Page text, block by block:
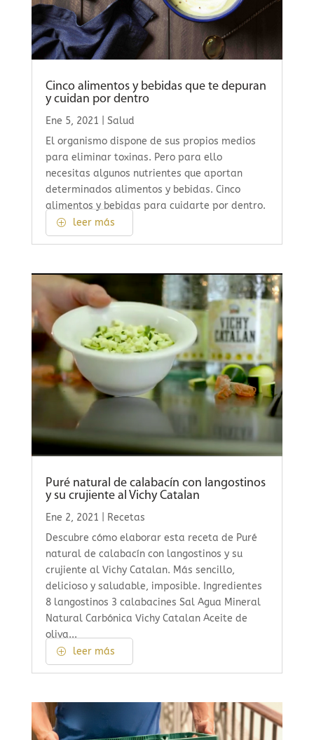
Cinco alimentos y bebidas que te depuran
y cuidan por dentro
Ene 5, 2021
Salud
El organismo dispone de sus propios medios
para eliminar toxinas. Pero para ello
necesitas algunos nutrientes que aportan
determinados alimentos y bebidas. Cinco
alimentos y bebidas para cuidarte por dentro.
leer más
Puré natural de calabacín con langostinos
y su crujiente al Vichy Catalan
Ene 2, 2021
Recetas
Descubre cómo elaborar esta receta de Puré
natural de calabacín con langostinos y su
crujiente al Vichy Catalan. Más sencillo,
delicioso y saludable, imposible. Ingredientes
8 langostinos 3 calabacines Sal Agua Mineral
Natural Carbónica Vichy Catalan Aceite de
oliva...
leer más